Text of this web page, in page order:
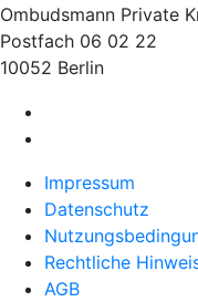
Ombudsmann Private
Postfach 06 02 22
10052 Berlin
Impressum
Datenschutz
Rechtliche
AGB